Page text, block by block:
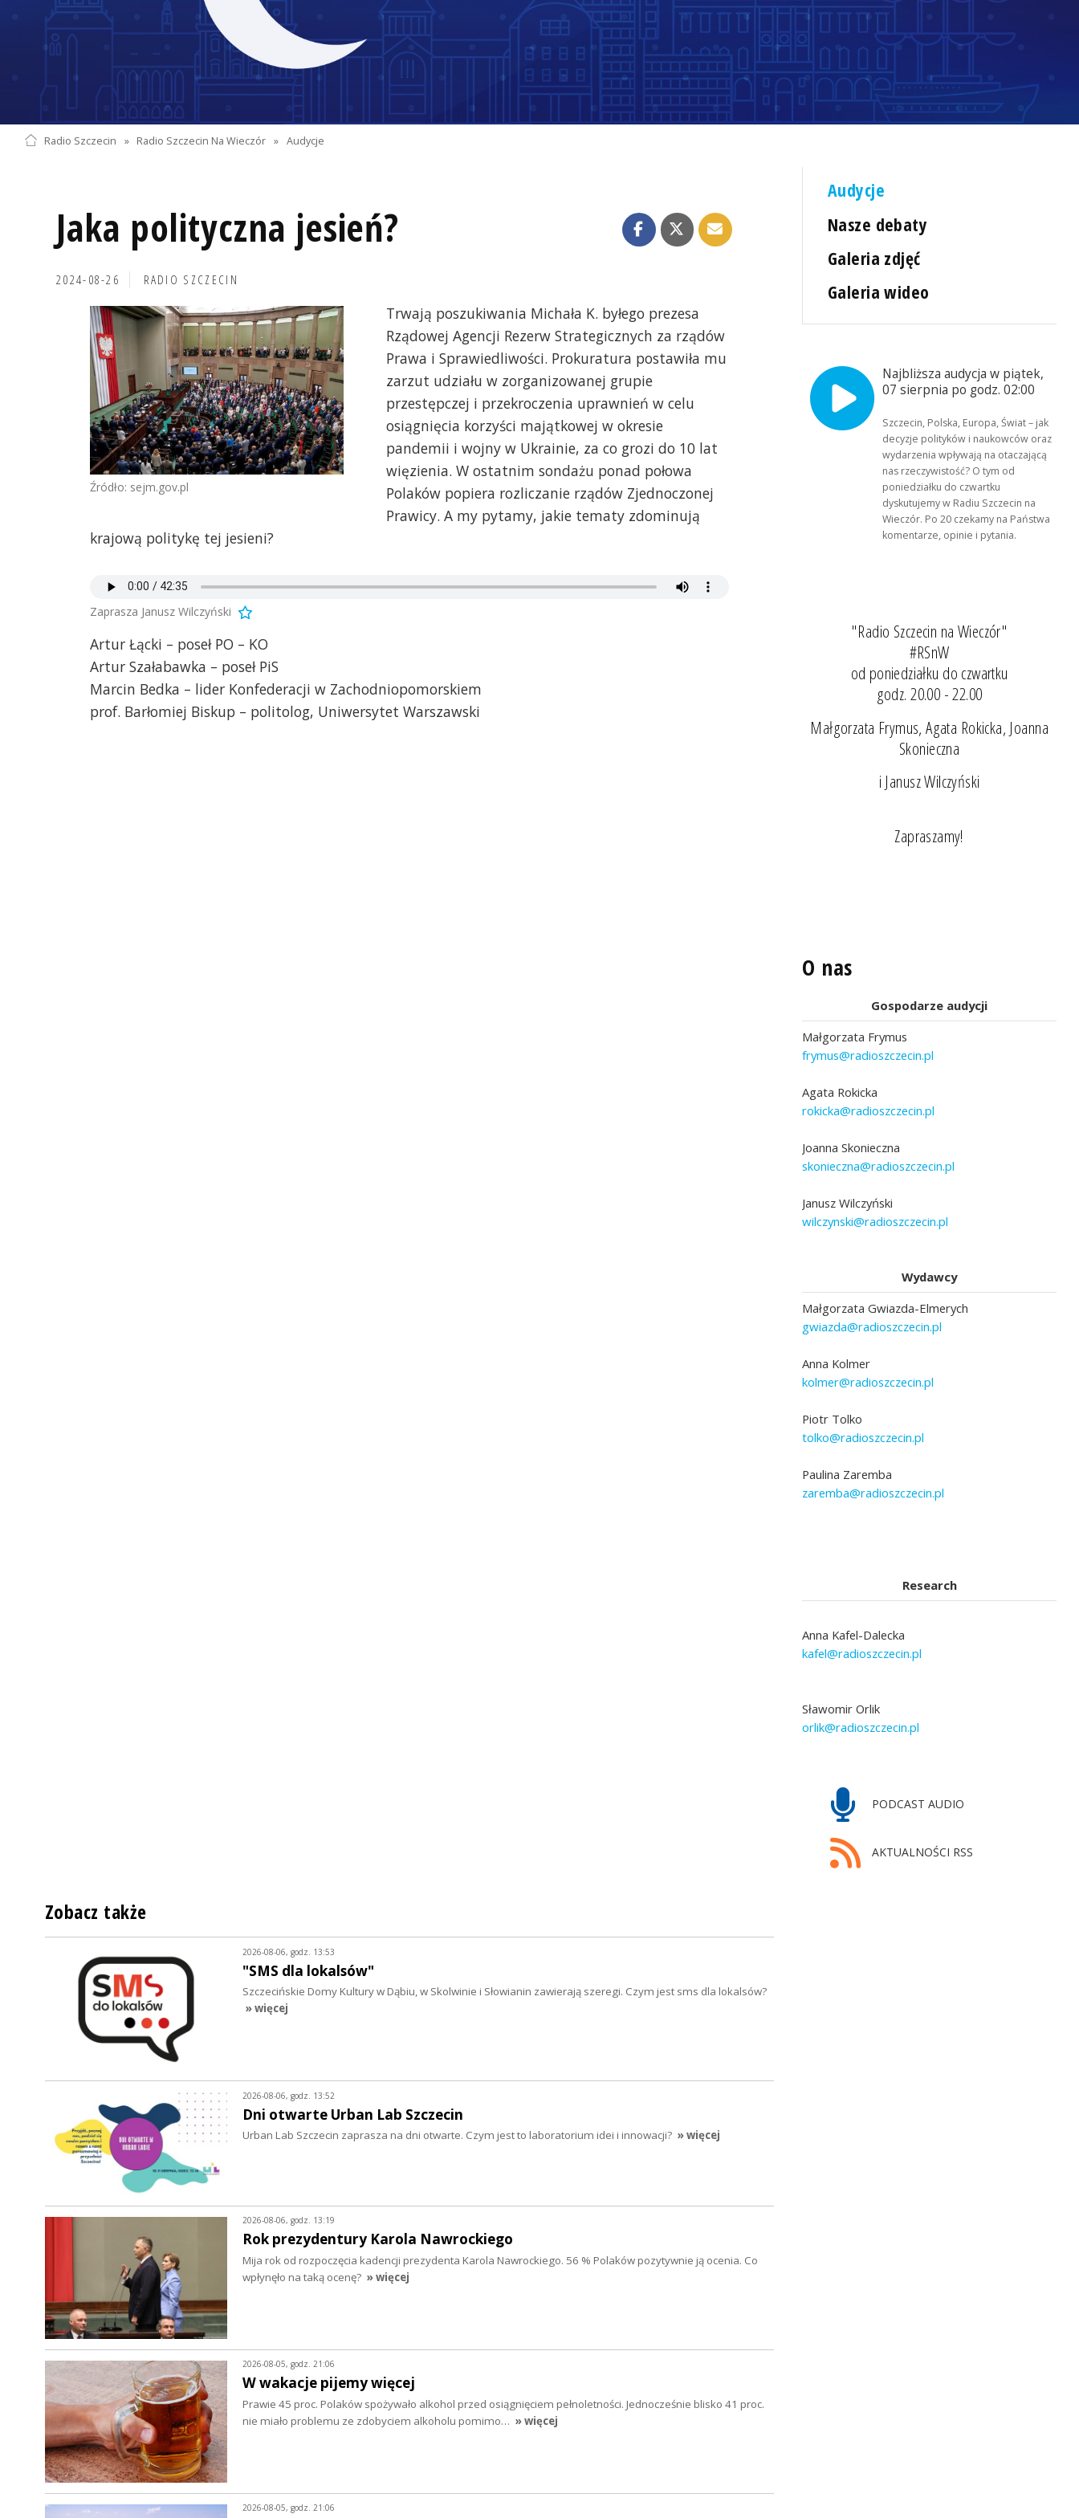
Radio Szczecin » Radio Szczecin Na Wieczór » Audycje
Jaka polityczna jesień?
2024-08-26 RADIO SZCZECIN
Źródło: sejm.gov.pl
Trwają poszukiwania Michała K. byłego prezesa
Rządowej Agencji Rezerw Strategicznych za rządów
Prawa i Sprawiedliwości. Prokuratura postawiła mu
zarzut udziału w zorganizowanej grupie
przestępczej i przekroczenia uprawnień w celu
osiągnięcia korzyści majątkowej w okresie
pandemii i wojny w Ukrainie, za co grozi do 10 lat
więzienia. W ostatnim sondażu ponad połowa
Polaków popiera rozliczanie rządów Zjednoczonej
Prawicy. A my pytamy, jakie tematy zdominują
krajową politykę tej jesieni?
Zaprasza Janusz Wilczyński
Artur Łącki – poseł PO – KO
Artur Szałabawka – poseł PiS
Marcin Bedka – lider Konfederacji w Zachodniopomorskiem
prof. Barłomiej Biskup – politolog, Uniwersytet Warszawski
Audycje
Nasze debaty
Galeria zdjęć
Galeria wideo
Najbliższa audycja w piątek,
07 sierpnia po godz. 02:00
Szczecin, Polska, Europa, Świat – jak
decyzje polityków i naukowców oraz
wydarzenia wpływają na otaczającą
nas rzeczywistość? O tym od
poniedziałku do czwartku
dyskutujemy w Radiu Szczecin na
Wieczór. Po 20 czekamy na Państwa
komentarze, opinie i pytania.
"Radio Szczecin na Wieczór"
#RSnW
od poniedziałku do czwartku
godz. 20.00 - 22.00
Małgorzata Frymus, Agata Rokicka, Joanna
Skonieczna
i Janusz Wilczyński
Zapraszamy!
O nas
Gospodarze audycji
Małgorzata Frymus
frymus@radioszczecin.pl
Agata Rokicka
rokicka@radioszczecin.pl
Joanna Skonieczna
skonieczna@radioszczecin.pl
Janusz Wilczyński
wilczynski@radioszczecin.pl
Wydawcy
Małgorzata Gwiazda-Elmerych
gwiazda@radioszczecin.pl
Anna Kolmer
kolmer@radioszczecin.pl
Piotr Tolko
tolko@radioszczecin.pl
Paulina Zaremba
zaremba@radioszczecin.pl
Research
Anna Kafel-Dalecka
kafel@radioszczecin.pl
Sławomir Orlik
orlik@radioszczecin.pl
PODCAST AUDIO
AKTUALNOŚCI RSS
Zobacz także
2026-08-06, godz. 13:53
"SMS dla lokalsów"
Szczecińskie Domy Kultury w Dąbiu, w Skolwinie i Słowianin zawierają szeregi. Czym jest sms dla lokalsów?
» więcej
2026-08-06, godz. 13:52
Dni otwarte Urban Lab Szczecin
Urban Lab Szczecin zaprasza na dni otwarte. Czym jest to laboratorium idei i innowacji? » więcej
2026-08-06, godz. 13:19
Rok prezydentury Karola Nawrockiego
Mija rok od rozpoczęcia kadencji prezydenta Karola Nawrockiego. 56 % Polaków pozytywnie ją ocenia. Co
wpłynęło na taką ocenę? » więcej
2026-08-05, godz. 21:06
W wakacje pijemy więcej
Prawie 45 proc. Polaków spożywało alkohol przed osiągnięciem pełnoletności. Jednocześnie blisko 41 proc.
nie miało problemu ze zdobyciem alkoholu pomimo… » więcej
2026-08-05, godz. 21:06